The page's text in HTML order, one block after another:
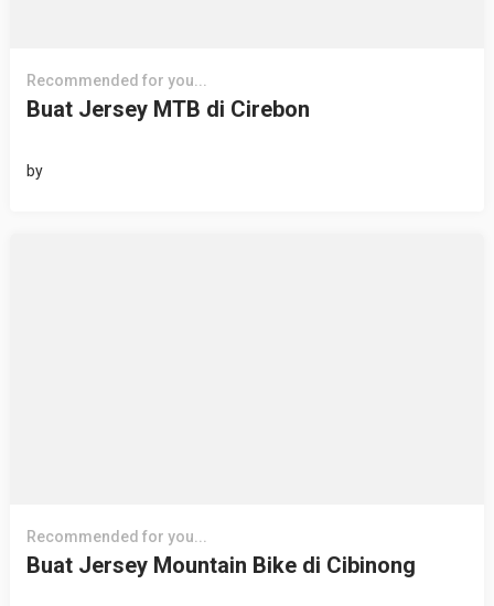
Recommended for you...
Buat Jersey MTB di Cirebon
by
Recommended for you...
Buat Jersey Mountain Bike di Cibinong